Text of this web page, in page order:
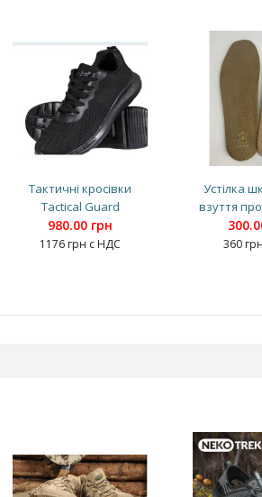
Тактичні кросівки
Tactical Guard
980.00 грн
1176 грн с НДС
Устілка
взуття
360